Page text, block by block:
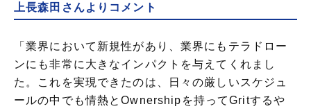
上長森田さんよりコメント
「業界において新規性があり、業界にもテラドロー
ンにも非常に大きなインパクトを与えてくれまし
た。これを実現できたのは、日々の厳しいスケジュ
ールの中でも情熱とOwnershipを持ってGritするや